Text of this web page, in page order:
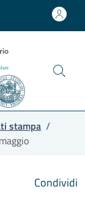
stampa /
Condividi